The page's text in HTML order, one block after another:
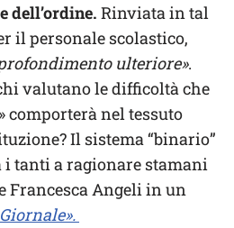
dell’ordine. Rinviata in tal
il personale scolastico,
ulteriore».
valutano le difficoltà che
comporterà nel tessuto
Il sistema “binario”
tanti a ragionare stamani
Francesca Angeli in un